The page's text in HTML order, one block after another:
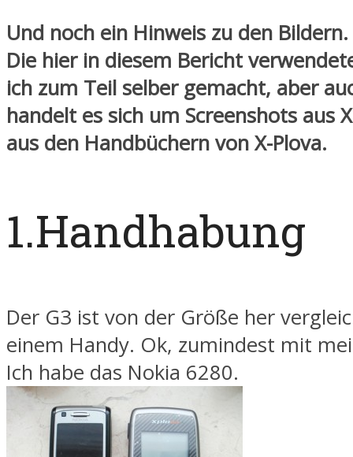
Und noch ein Hinweis zu den Bildern.
Die hier in diesem Bericht
ich zum Teil selber gemacht, aber
handelt es sich um Screenshots aus
aus den Handbüchern von X-Plova.
1.Handhabung
Der G3 ist von der Größe her
einem Handy. Ok, zumindest mit
Ich habe das Nokia 6280.